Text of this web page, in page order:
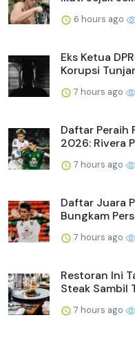
6 hours ago
Eks Ketua
Korupsi
7 hours ago
Daftar Peraih
2026: Rivera
7 hours ago
Daftar Juara
Bungkam
7 hours ago
Restoran Ini
Steak Sambil
7 hours ago